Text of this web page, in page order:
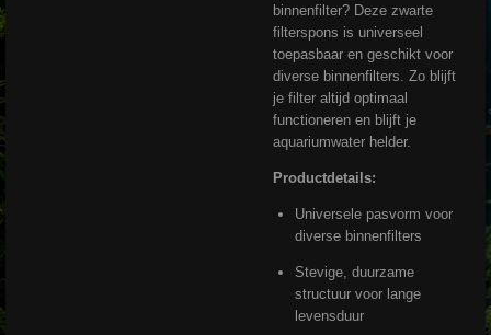
binnenfilter? Deze zwarte
filterspons is universeel
toepasbaar en geschikt voor
diverse binnenfilters. Zo blijft
je filter altijd optimaal
functioneren en blijft je
aquariumwater helder.
Productdetails:
Universele pasvorm voor
diverse binnenfilters
Stevige, duurzame
structuur voor lange
levensduur